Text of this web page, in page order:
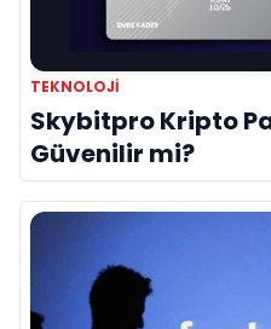
TEKNOLOJI
Skybitpro Kripto
Güvenilir mi?